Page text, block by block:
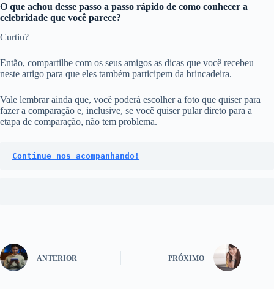
O que achou desse passo a passo rápido de como conhecer a
celebridade que você parece?
Curtiu?
Então, compartilhe com os seus amigos as dicas que você recebeu
neste artigo para que eles também participem da brincadeira.
Vale lembrar ainda que, você poderá escolher a foto que quiser para
fazer a comparação e, inclusive, se você quiser pular direto para a
etapa de comparação, não tem problema.
Continue nos acompanhando!
ANTERIOR PRÓXIMO